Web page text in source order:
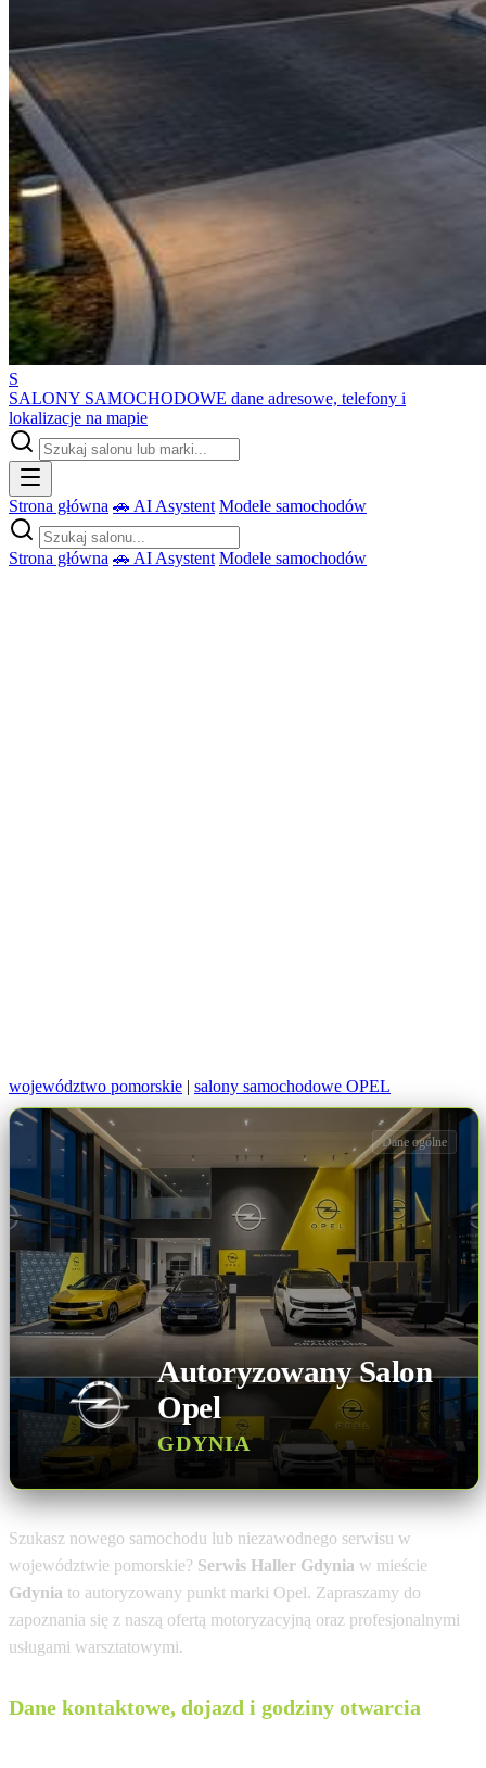
S
SALONY SAMOCHODOWE dane adresowe, telefony i
lokalizacje na mapie
Strona główna 🚗 AI Asystent Modele samochodów
Strona główna 🚗 AI Asystent Modele samochodów
województwo pomorskie | salony samochodowe OPEL
Autoryzowany Salon
Opel
GDYNIA
Dane ogólne
Szukasz nowego samochodu lub niezawodnego serwisu w
województwie pomorskie? Serwis Haller Gdynia w mieście
Gdynia to autoryzowany punkt marki Opel. Zapraszamy do
zapoznania się z naszą ofertą motoryzacyjną oraz profesjonalnymi
usługami warsztatowymi.
Dane kontaktowe, dojazd i godziny otwarcia